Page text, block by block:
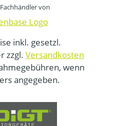
von
inkl. gesetzl.
zzgl. Versandkosten
wenn
angegeben.